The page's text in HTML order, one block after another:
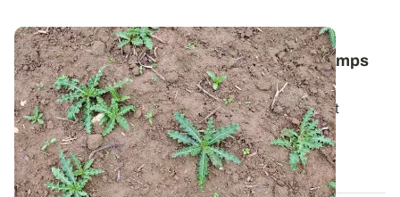
Comment lutter contre le chardon des champs
dans les céréales ?
Pour bien gérer cette plante vivace particulièrement
tenace, il faut avant tout comprendre...
06 AOÛT 2026